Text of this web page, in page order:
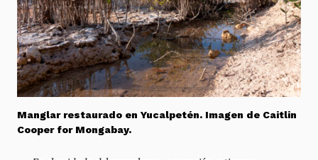
Manglar restaurado en Yucalpetén. Imagen de Caitlin
Cooper for Mongabay.